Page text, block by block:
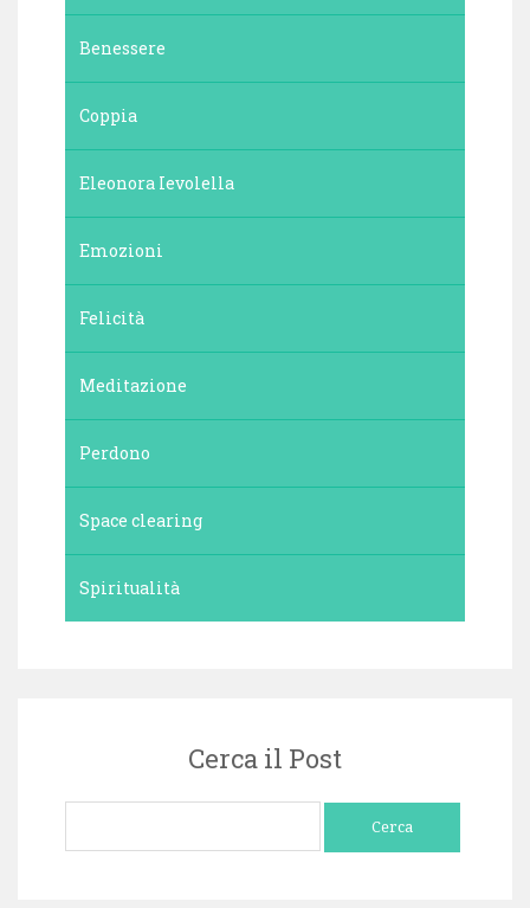
Benessere
Coppia
Eleonora Ievolella
Emozioni
Felicità
Meditazione
Perdono
Space clearing
Spiritualità
Cerca il Post